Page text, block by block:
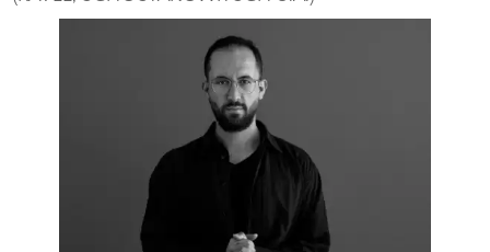
Previous